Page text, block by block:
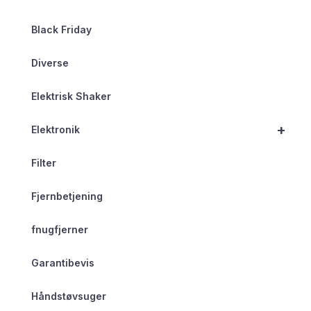
Black Friday
Diverse
Elektrisk Shaker
+
Elektronik
Filter
Fjernbetjening
fnugfjerner
Garantibevis
Håndstøvsuger